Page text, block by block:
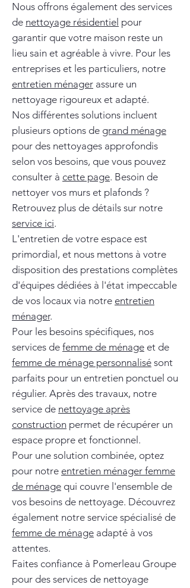
Nous offrons également des services
de nettoyage résidentiel pour
garantir que votre maison reste un
lieu sain et agréable à vivre. Pour les
entreprises et les particuliers, notre
entretien ménager assure un
nettoyage rigoureux et adapté.
Nos différentes solutions incluent
plusieurs options de grand ménage
pour des nettoyages approfondis
selon vos besoins, que vous pouvez
consulter à cette page. Besoin de
nettoyer vos murs et plafonds ?
Retrouvez plus de détails sur notre
service ici.
L'entretien de votre espace est
primordial, et nous mettons à votre
disposition des prestations complètes
d'équipes dédiées à l'état impeccable
de vos locaux via notre entretien
ménager.
Pour les besoins spécifiques, nos
services de femme de ménage et de
femme de ménage personnalisé sont
parfaits pour un entretien ponctuel ou
régulier. Après des travaux, notre
service de nettoyage après
construction permet de récupérer un
espace propre et fonctionnel.
Pour une solution combinée, optez
pour notre entretien ménager femme
de ménage qui couvre l'ensemble de
vos besoins de nettoyage. Découvrez
également notre service spécialisé de
femme de ménage adapté à vos
attentes.
Faites confiance à Pomerleau Groupe
pour des services de nettoyage